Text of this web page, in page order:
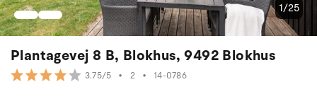
Plantagevej 8 B, Blokhus, 9492 Blokhus
3.75/5 • 2 • 14-0786
1/25